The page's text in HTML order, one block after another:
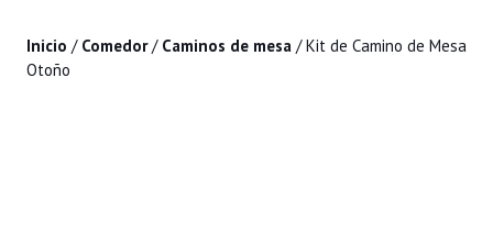
Inicio / Comedor/ Caminos de mesa / Kit de Camino de Mesa
Otoño